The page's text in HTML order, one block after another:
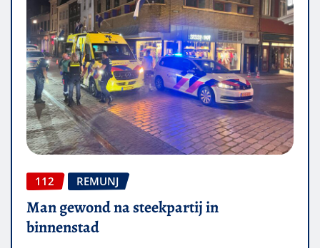
112 REMUNJ
Man gewond na steekpartij in
binnenstad